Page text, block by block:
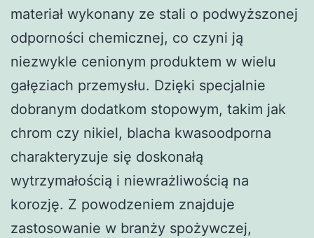
materiał wykonany ze stali o podwyższonej
odporności chemicznej, co czyni ją
niezwykle cenionym produktem w wielu
gałęziach przemysłu. Dzięki specjalnie
dobranym dodatkom stopowym, takim jak
chrom czy nikiel, blacha kwasoodporna
charakteryzuje się doskonałą
wytrzymałością i niewrażliwością na
korozję. Z powodzeniem znajduje
zastosowanie w branży spożywczej,